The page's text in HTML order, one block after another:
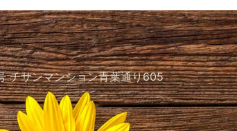
チサンマンション青葉通り605